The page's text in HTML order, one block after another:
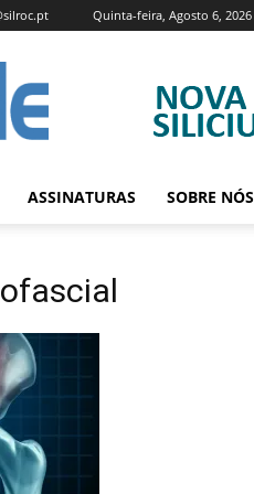
Quinta-feira, Agosto 6, 2026
ASSINATURAS SOBRE NÓS